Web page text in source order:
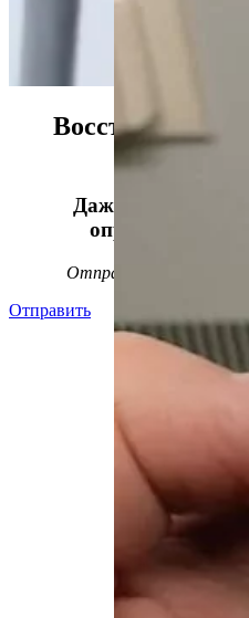
Даже, если
определяется,
Отправьте заявку на
Отправить